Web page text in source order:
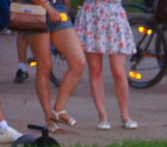
Перейти к основному содержанию